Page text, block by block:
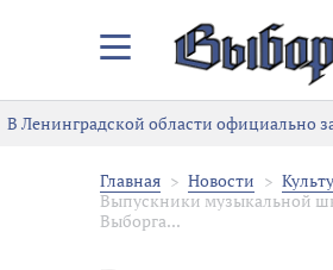
Закрыть/
меню
В Ленинградской области официально
Главная Новости
Выпускники музыкальной
Выборга...